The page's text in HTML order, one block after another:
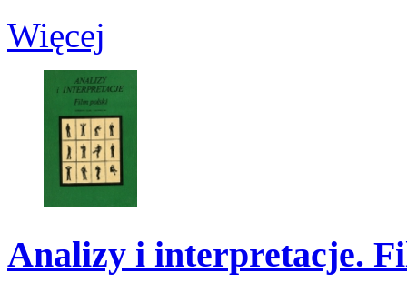
Więcej
Analizy i interpretacje.